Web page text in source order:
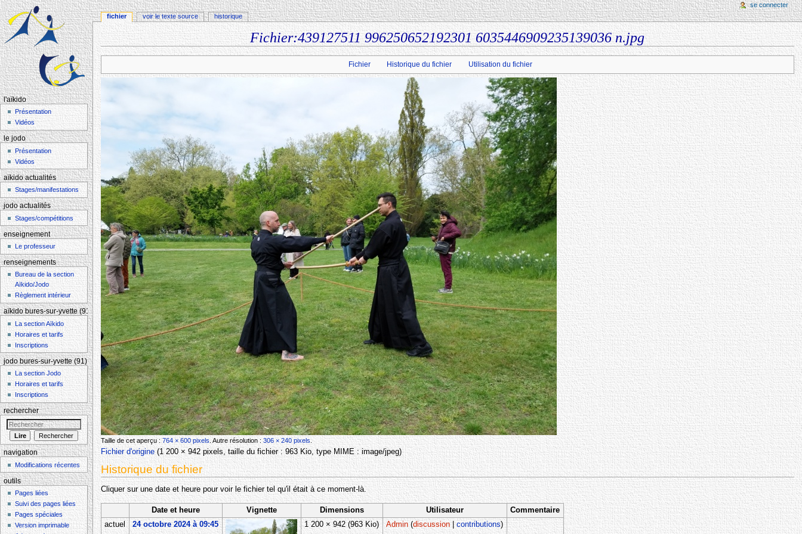
Fichier:439127511 996250652192301 6035446909235139036 n.jpg
Aller à : navigation,rechercher
Fichier
Historique du fichier Utilisation du fichier
Taille de cet aperçu :764 × 600 pixels. Autre résolution : 306 × 240 pixels
Fichier d'origine‎(1 200 × 942 pixels, taille du fichier : 963 Kio, type MIME : image/jpeg)
Historique du fichier
Cliquer sur une date et heure pour voir le fichier tel qu'il était à ce moment-là.
Date et heure Vignette Dimensions Utilisateur
Commentaire
actuel
24 octobre 2024 à 09:45 1 200 × 942 (963 Kio) Admin (discussion| contributions)
fichier voir le texte source historique
se connecter
l'aïkido
Présentation
Vidéos
le jodo
Présentation
Vidéos
aïkido actualités
Stages/manifestations
jodo actualités
Stages/compétitions
enseignement
Le professeur
renseignements
Bureau de la section
Aïkido/Jodo
Règlement intérieur
aïkido bures-sur-yvette (91)
La section Aïkido
Horaires et tarifs
Inscriptions
jodo bures-sur-yvette (91)
La section Jodo
Horaires et tarifs
Inscriptions
rechercher
navigation
Modifications récentes
outils
Pages liées
Suivi des pages liées
Pages spéciales
Version imprimable